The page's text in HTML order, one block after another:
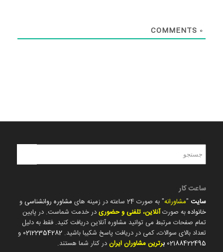
0
ساعت کار
سایت"مشاورانه" به صورت 24 ساعته در زمینه های مشاوره روانشناسی و
خانوادهبه صورتآنلاین، تلفنی و حضوریدر خدمت شماست. در پایین
تمام صفحات مرتبط می توانید مشاوره آنلاین دریافت کنید. فقط به دلیل
تعداد بالای سوالات، کمی در دریافت پاسخ شکیبا باشید. 02122354282 و
02188422495 برترین مشاوران ایراندر کنار شما هستند.